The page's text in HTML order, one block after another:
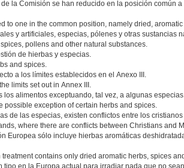
la Comisión se han reducido en la posición común
one in the common position, namely dried,
y artificiales, especias, pólenes y otras sustancias
pollens and other natural substances.
de hierbas y especias.
and spices.
a los límites establecidos en el Anexo III.
limits set out in Annex III.
alimentos exceptuando, tal vez, a algunas
possible exception of certain herbs and spices.
de las especias, existen conflictos entre los
where there are conflicts between Christians and
Europea sólo incluye hierbas aromáticas
contains only dried aromatic herbs, spices